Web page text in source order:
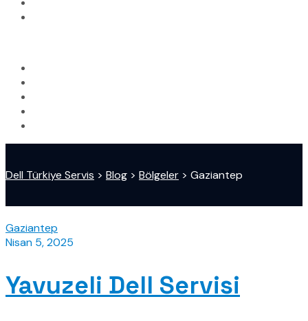
Dell Türkiye Servis > Blog > Bölgeler > Gaziantep
Gaziantep
Nisan 5, 2025
Yavuzeli Dell Servisi